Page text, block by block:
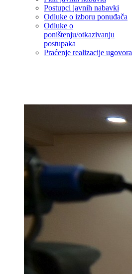
Postupci javnih nabavki
Odluke o izboru ponuđača
Odluke o
poništenju/otkazivanju
postupaka
Praćenje realizacije ugovora